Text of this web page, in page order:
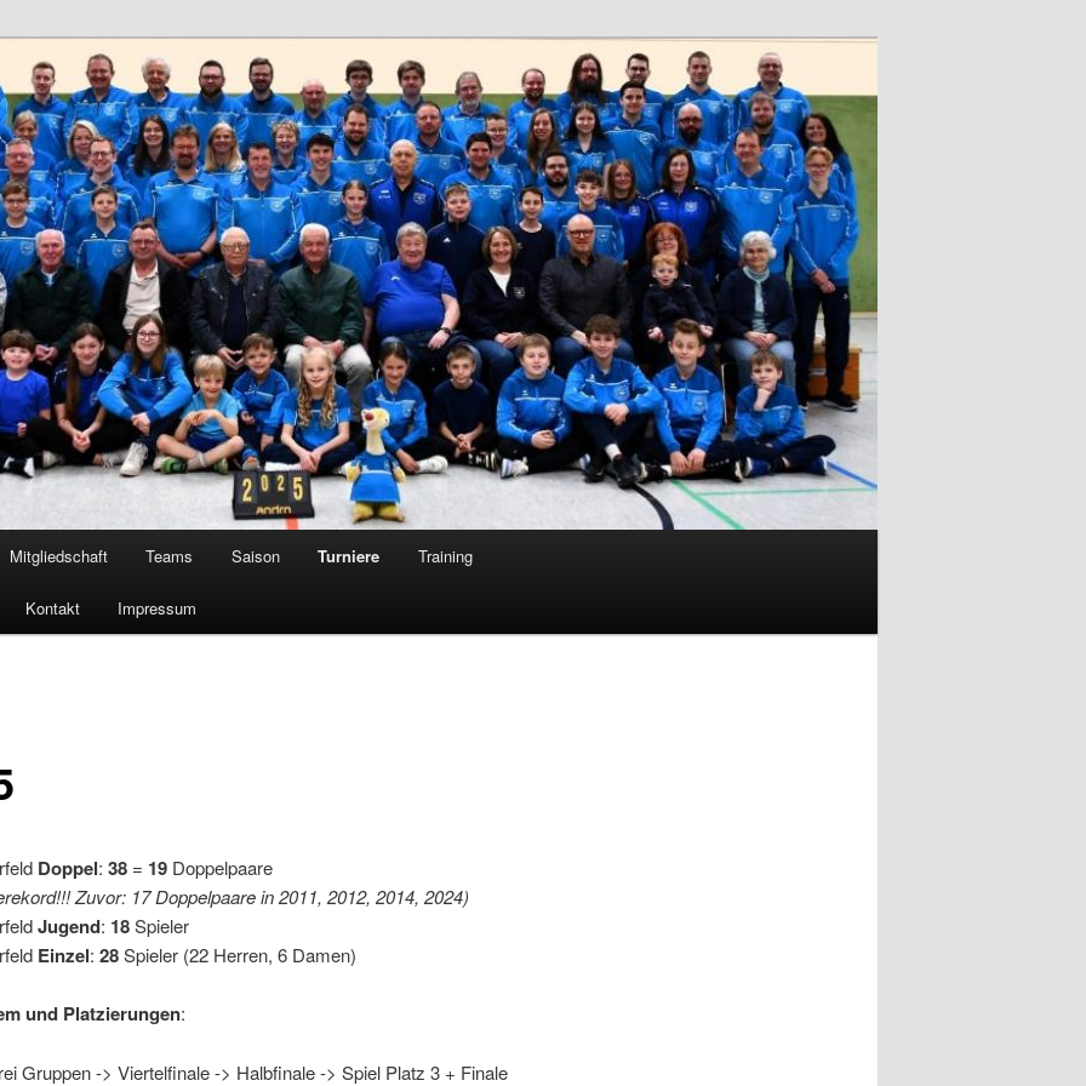
Elbe
Mitgliedschaft Teams Saison Turniere Training
Kontakt Impressum
Doppel: 38= 19 Doppelpaare
Zuvor: 17 Doppelpaare in 2011, 2012, 2014, 2024)
Jugend: 18Spieler
Einzel: 28Spieler (22 Herren, 6 Damen)
und Platzierungen:
Gruppen -> Viertelfinale -> Halbfinale -> Spiel Platz 3 + Finale